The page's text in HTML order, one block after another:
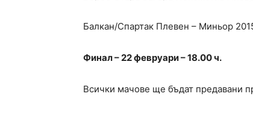
Балкан/Спартак Плевен – Миньор
Финал – 22 февруари – 18.00 ч.
Всички мачове ще бъдат предавани